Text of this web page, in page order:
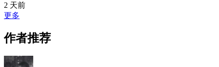
2 天前
更多
作者推荐